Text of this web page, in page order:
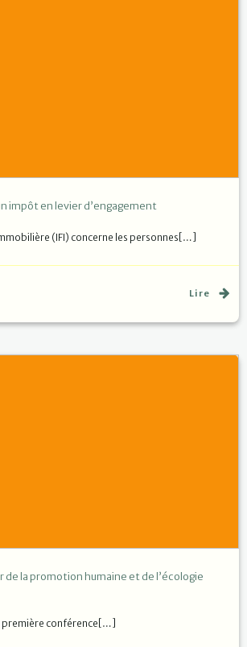
impôt en levier d’engagement
(IFI) concerne les personnes[…]
Lire
de la promotion humaine et de l’écologie
première conférence[…]